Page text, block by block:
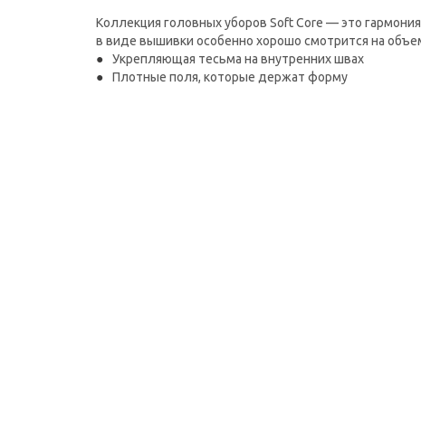
Коллекция головных уборов Soft Core — это
в виде вышивки особенно хорошо смотрится на
Укрепляющая тесьма на внутренних швах
Плотные поля, которые держат форму